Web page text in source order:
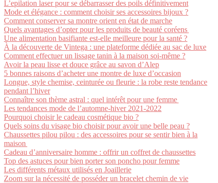
L’epilation laser pour se débarrasser des poils définitivement
Mode et élégance : comment choisir ses accessoires bijoux ?
Comment conserver sa montre orient en état de marche
Quels avantages d’opter pour les produits de beauté coréens
Une alimentation basifiante est-elle meilleure pour la santé ?
À la découverte de Vintega : une plateforme dédiée au sac de luxe
Comment effectuer un lissage tanin à la maison soi-même ?
Avoir la peau lisse et douce grâce au savon d’Alep
5 bonnes raisons d’acheter une montre de luxe d’occasion
Longue, style chemise, ceinturée ou fleurie : la robe reste tendance
pendant l’hiver
Connaître son thème astral : quel intérêt pour une femme
Les tendances mode de l’automne-hiver 2021-2022
Pourquoi choisir le cadeau cosmétique bio ?
Quels soins du visage bio choisir pour avoir une belle peau ?
Chaussettes pilou pilou : des accessoires pour se sentir bien à la
maison
Cadeau d’anniversaire homme : offrir un coffret de chaussettes
Top des astuces pour bien porter son poncho pour femme
Les différents métaux utilisés en Joaillerie
Zoom sur la nécessité de posséder un bracelet chemin de vie